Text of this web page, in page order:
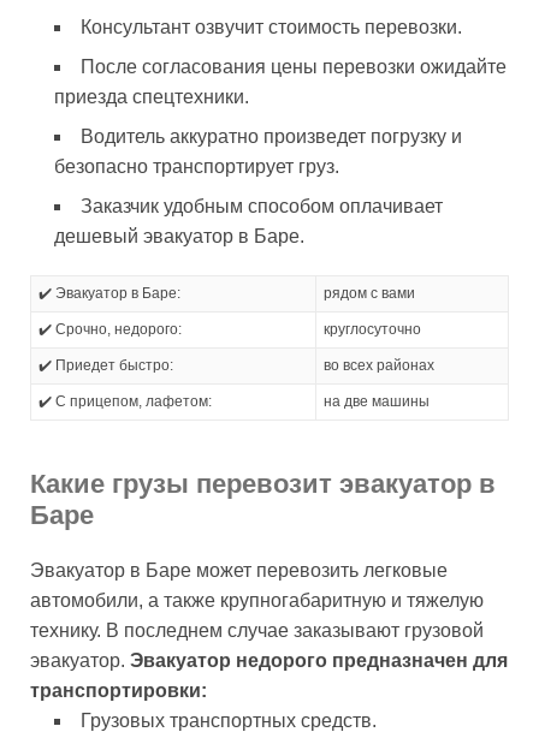
Консультант озвучит стоимость перевозки.
После согласования цены перевозки ожидайте
приезда спецтехники.
Водитель аккуратно произведет погрузку и
безопасно транспортирует груз.
Заказчик удобным способом оплачивает
дешевый эвакуатор в Баре.
✔️ Эвакуатор в Баре: рядом с вами
✔️ Срочно, недорого: круглосуточно
✔️ Приедет быстро: во всех районах
✔️ С прицепом, лафетом: на две машины
Какие грузы перевозит эвакуатор в
Баре
Эвакуатор в Баре может перевозить легковые
автомобили, а также крупногабаритную и тяжелую
технику. В последнем случае заказывают грузовой
эвакуатор. Эвакуатор недорого предназначен для
транспортировки:
Грузовых транспортных средств.